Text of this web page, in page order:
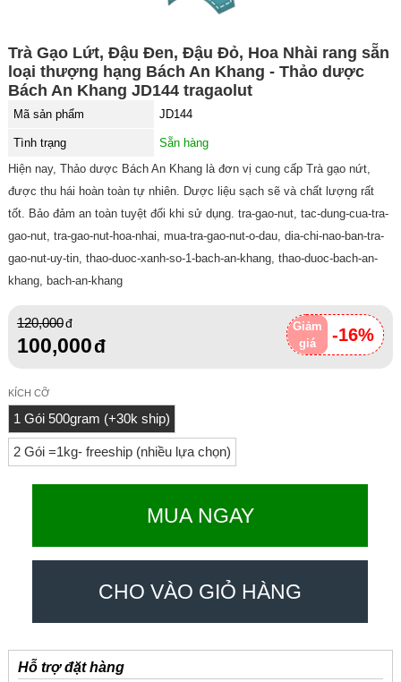
Trà Gạo Lứt, Đậu Đen, Đậu Đỏ, Hoa Nhài rang sẵn
loại thượng hạng Bách An Khang - Thảo dược
Bách An Khang JD144 tragaolut
Mã sản phẩm JD144
Tình trạng
Sẵn hàng
Hiện nay, Thảo dược Bách An Khang là đơn vị cung cấp Trà gạo nứt,
được thu hái hoàn toàn tự nhiên. Dược liệu sạch sẽ và chất lượng rất
tốt. Bảo đảm an toàn tuyệt đối khi sử dụng. tra-gao-nut, tac-dung-cua-tra-
gao-nut, tra-gao-nut-hoa-nhai, mua-tra-gao-nut-o-dau, dia-chi-nao-ban-tra-
gao-nut-uy-tin, thao-duoc-xanh-so-1-bach-an-khang, thao-duoc-bach-an-
khang, bach-an-khang
Giảm
giá
-16%
120,000
100,000
KÍCH CỠ
1 Gói 500gram (+30k ship)
2 Gói =1kg- freeship (nhiều lựa chọn)
MUA NGAY
CHO VÀO GIỎ HÀNG
Hỗ trợ đặt hàng